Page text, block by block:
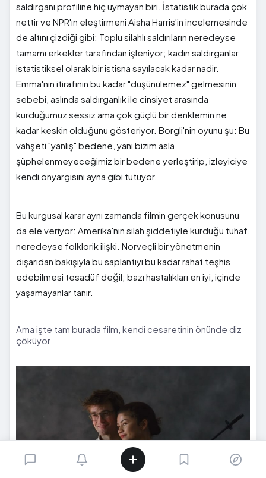
saldırganı profiline hiç uymayan biri. İstatistik burada çok
nettir ve NPR'ın eleştirmeni Aisha Harris'in incelemesinde
de altını çizdiği gibi: Toplu silahlı saldırıların neredeyse
tamamı erkekler tarafından işleniyor; kadın saldırganlar
istatistiksel olarak bir istisna sayılacak kadar nadir.
Emma'nın itirafının bu kadar "düşünülemez" gelmesinin
sebebi, aslında saldırganlık ile cinsiyet arasında
kurduğumuz sessiz ama çok güçlü bir denklemin ne
kadar keskin olduğunu gösteriyor. Borgli'nin oyunu şu: Bu
vahşeti "yanlış" bedene, yani bizim asla
şüphelenmeyeceğimiz bir bedene yerleştirip, izleyiciye
kendi önyargısını ayna gibi tutuyor.
Bu kurgusal karar aynı zamanda filmin gerçek konusunu
da ele veriyor: Amerika'nın silah şiddetiyle kurduğu tuhaf,
neredeyse folklorik ilişki. Norveçli bir yönetmenin
dışarıdan bakışıyla bu saplantıyı bu kadar rahat teşhis
edebilmesi tesadüf değil; bazı hastalıkları en iyi, içinde
yaşamayanlar tanır.
Ama işte tam burada film, kendi cesaretinin önünde diz
çöküyor